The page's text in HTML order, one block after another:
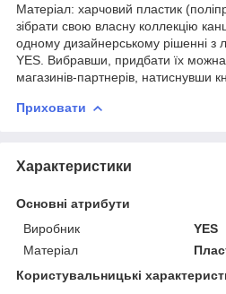
Матеріал: харчовий пластик
зібрати свою власну коллекцію
одному дизайнерському рішенні з
YES. Вибравши, придбати їх
магазинів-партнерів, натиснувши
Приховати
Характеристики
Основні атрибути
Виробник
YES
Матеріал
Користувальницькі